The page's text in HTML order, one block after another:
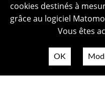
cookies destinés à
grâce au logiciel
Vous êtes
OK